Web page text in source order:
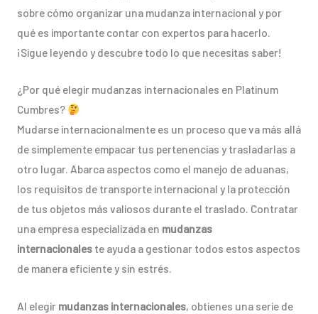
sobre cómo organizar una mudanza internacional y por
qué es importante contar con expertos para hacerlo.
¡Sigue leyendo y descubre todo lo que necesitas saber!
¿Por qué elegir mudanzas internacionales en Platinum
Cumbres?
Mudarse internacionalmente es un proceso que va más allá
de simplemente empacar tus pertenencias y trasladarlas a
otro lugar. Abarca aspectos como el manejo de aduanas,
los requisitos de transporte internacional y la protección
de tus objetos más valiosos durante el traslado. Contratar
una empresa especializada en mudanzas
internacionaleste ayuda a gestionar todos estos aspectos
de manera eficiente y sin estrés.
Al elegir mudanzas internacionales, obtienes una serie de